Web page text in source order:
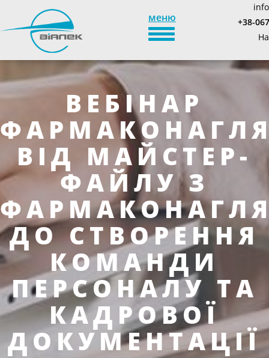
меню
TOGGLE_NAVIGATION
+38-
ВЕБІНАР
ВІД МАЙСТЕР-
ФАЙЛУ З
ДО СТВОРЕННЯ
КОМАНДИ
ПЕРСОНАЛУ ТА
КАДРОВОЇ
ДОКУМЕНТАЦІЇ